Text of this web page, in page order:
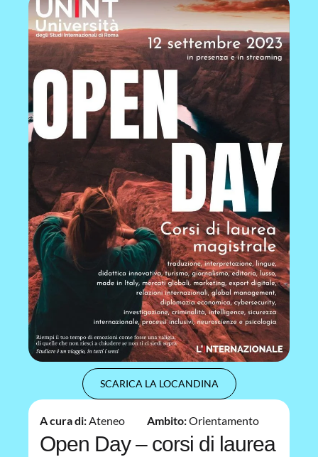
SCARICA LA LOCANDINA
A cura di:Ateneo Ambito:Orientamento
Open Day – corsi di laurea